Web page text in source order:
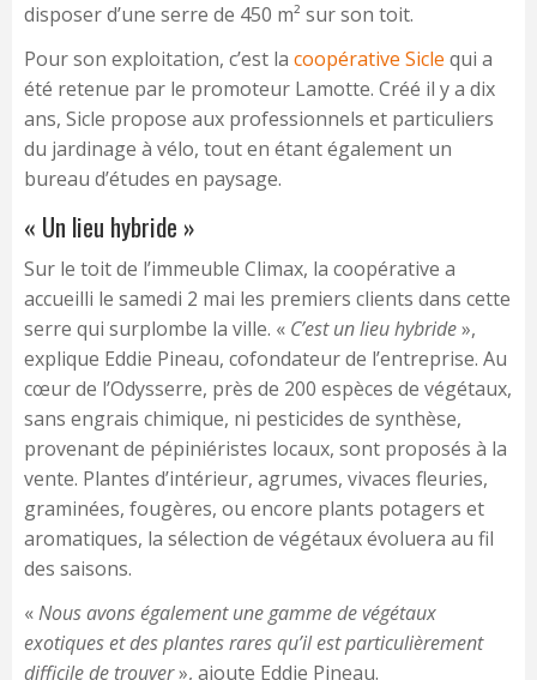
disposer d’une serre de 450 m² sur son toit.
Pour son exploitation, c’est la coopérative Sicle qui a
été retenue par le promoteur Lamotte. Créé il y a dix
ans, Sicle propose aux professionnels et particuliers
du jardinage à vélo, tout en étant également un
bureau d’études en paysage.
« Un lieu hybride »
Sur le toit de l’immeuble Climax, la coopérative a
accueilli le samedi 2 mai les premiers clients dans cette
serre qui surplombe la ville. « C’est un lieu hybride»,
explique Eddie Pineau, cofondateur de l’entreprise. Au
cœur de l’Odysserre, près de 200 espèces de végétaux,
sans engrais chimique, ni pesticides de synthèse,
provenant de pépiniéristes locaux, sont proposés à la
vente. Plantes d’intérieur, agrumes, vivaces fleuries,
graminées, fougères, ou encore plants potagers et
aromatiques, la sélection de végétaux évoluera au fil
des saisons.
«Nous avons également une gamme de végétaux
exotiques et des plantes rares qu’il est particulièrement
difficile de trouver», ajoute Eddie Pineau.